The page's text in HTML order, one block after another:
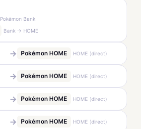
Pokémon Bank
Bank → HOME
→ Pokémon HOME HOME (direct)
→ Pokémon HOME HOME (direct)
→ Pokémon HOME HOME (direct)
→ Pokémon HOME HOME (direct)